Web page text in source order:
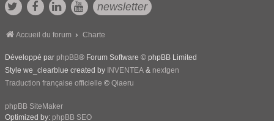
newsletter
Accueil du forum Charte
Développé par phpBB® Forum Software © phpBB Limited
Style we_clearblue created by INVENTEA & nextgen
Traduction française officielle © Qiaeru
phpBB SiteMaker
Optimized by: phpBB SEO